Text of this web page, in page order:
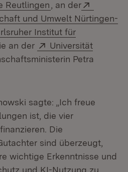
Reutlingen (Öffnet in neuem
, an der
und Umwelt Nürtingen-
Fenster)
Institut für
in neuem Fenster)
an der Extern:
Universität
Fenster)
Petra
sagte: „Ich freue
ist, die vier
Die
sind überzeugt,
wichtige Erkenntnisse und
und KI-Nutzung zu